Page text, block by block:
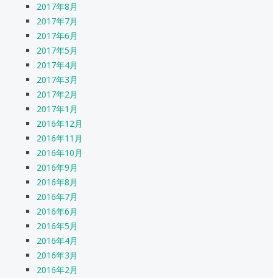
2017年8月
2017年7月
2017年6月
2017年5月
2017年4月
2017年3月
2017年2月
2017年1月
2016年12月
2016年11月
2016年10月
2016年9月
2016年8月
2016年7月
2016年6月
2016年5月
2016年4月
2016年3月
2016年2月